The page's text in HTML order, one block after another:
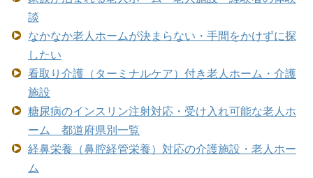
談
なかなか老人ホームが決まらない・手間をかけずに探
したい
看取り介護（ターミナルケア）付き老人ホーム・介護
施設
糖尿病のインスリン注射対応・受け入れ可能な老人ホ
ーム 都道府県別一覧
経鼻栄養（鼻腔経管栄養）対応の介護施設・老人ホー
ム